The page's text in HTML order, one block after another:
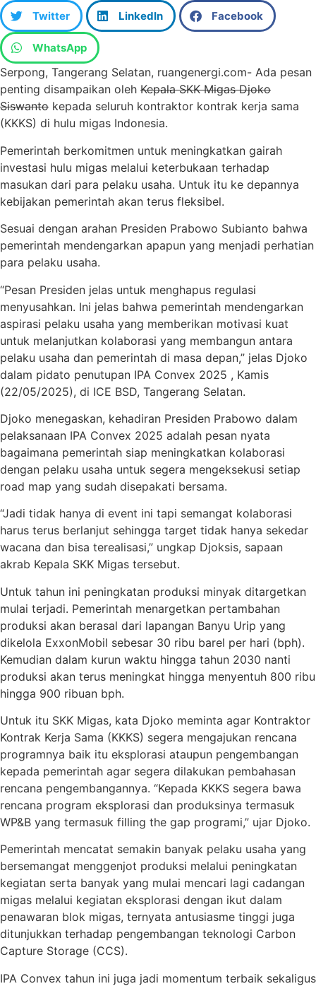
Twitter LinkedIn Facebook
WhatsApp
Serpong, Tangerang Selatan, ruangenergi.com- Ada pesan
penting disampaikan oleh Kepala SKK Migas Djoko
Siswanto kepada seluruh kontraktor kontrak kerja sama
(KKKS) di hulu migas Indonesia.
Pemerintah berkomitmen untuk meningkatkan gairah
investasi hulu migas melalui keterbukaan terhadap
masukan dari para pelaku usaha. Untuk itu ke depannya
kebijakan pemerintah akan terus fleksibel.
Sesuai dengan arahan Presiden Prabowo Subianto bahwa
pemerintah mendengarkan apapun yang menjadi perhatian
para pelaku usaha.
“Pesan Presiden jelas untuk menghapus regulasi
menyusahkan. Ini jelas bahwa pemerintah mendengarkan
aspirasi pelaku usaha yang memberikan motivasi kuat
untuk melanjutkan kolaborasi yang membangun antara
pelaku usaha dan pemerintah di masa depan,” jelas Djoko
dalam pidato penutupan IPA Convex 2025 , Kamis
(22/05/2025), di ICE BSD, Tangerang Selatan.
Djoko menegaskan, kehadiran Presiden Prabowo dalam
pelaksanaan IPA Convex 2025 adalah pesan nyata
bagaimana pemerintah siap meningkatkan kolaborasi
dengan pelaku usaha untuk segera mengeksekusi setiap
road map yang sudah disepakati bersama.
“Jadi tidak hanya di event ini tapi semangat kolaborasi
harus terus berlanjut sehingga target tidak hanya sekedar
wacana dan bisa terealisasi,” ungkap Djoksis, sapaan
akrab Kepala SKK Migas tersebut.
Untuk tahun ini peningkatan produksi minyak ditargetkan
mulai terjadi. Pemerintah menargetkan pertambahan
produksi akan berasal dari lapangan Banyu Urip yang
dikelola ExxonMobil sebesar 30 ribu barel per hari (bph).
Kemudian dalam kurun waktu hingga tahun 2030 nanti
produksi akan terus meningkat hingga menyentuh 800 ribu
hingga 900 ribuan bph.
Untuk itu SKK Migas, kata Djoko meminta agar Kontraktor
Kontrak Kerja Sama (KKKS) segera mengajukan rencana
programnya baik itu eksplorasi ataupun pengembangan
kepada pemerintah agar segera dilakukan pembahasan
rencana pengembangannya. “Kepada KKKS segera bawa
rencana program eksplorasi dan produksinya termasuk
WP&B yang termasuk filling the gap programi,” ujar Djoko.
Pemerintah mencatat semakin banyak pelaku usaha yang
bersemangat menggenjot produksi melalui peningkatan
kegiatan serta banyak yang mulai mencari lagi cadangan
migas melalui kegiatan eksplorasi dengan ikut dalam
penawaran blok migas, ternyata antusiasme tinggi juga
ditunjukkan terhadap pengembangan teknologi Carbon
Capture Storage (CCS).
IPA Convex tahun ini juga jadi momentum terbaik sekaligus